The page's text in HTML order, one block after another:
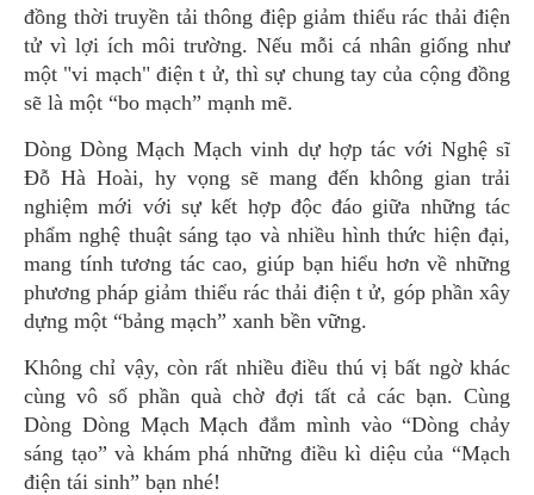
đồng thời truyền tải thông điệp giảm thiểu rác thải điện
tử vì lợi ích môi trường. Nếu mỗi cá nhân giống như
một "vi mạch" điện t ử, thì sự chung tay của cộng đồng
sẽ là một “bo mạch” mạnh mẽ.
Dòng Dòng Mạch Mạch vinh dự hợp tác với Nghệ sĩ
Đỗ Hà Hoài, hy vọng sẽ mang đến không gian trải
nghiệm mới với sự kết hợp độc đáo giữa những tác
phẩm nghệ thuật sáng tạo và nhiều hình thức hiện đại,
mang tính tương tác cao, giúp bạn hiểu hơn về những
phương pháp giảm thiểu rác thải điện t ử, góp phần xây
dựng một “bảng mạch” xanh bền vững.
Không chỉ vậy, còn rất nhiều điều thú vị bất ngờ khác
cùng vô số phần quà chờ đợi tất cả các bạn. Cùng
Dòng Dòng Mạch Mạch đắm mình vào “Dòng chảy
sáng tạo” và khám phá những điều kì diệu của “Mạch
điện tái sinh” bạn nhé!